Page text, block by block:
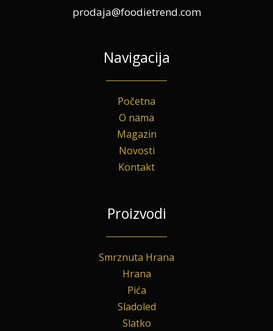
prodaja@foodietrend.com
Navigacija
Početna
O nama
Magazin
Novosti
Kontakt
Proizvodi
Smrznuta Hrana
Hrana
Pića
Sladoled
Slatko